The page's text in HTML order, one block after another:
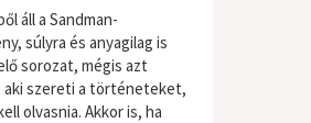
áll a Sandman-
súlyra és anyagilag is
sorozat, mégis azt
aki szereti a történeteket,
olvasnia. Akkor is, ha